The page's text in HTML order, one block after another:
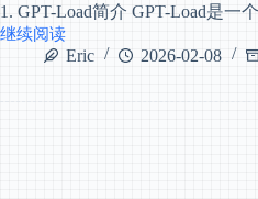
拥
有
1. GPT-Load简介 GPT-Load是
继续阅读
Render
Eric 2026-02-08